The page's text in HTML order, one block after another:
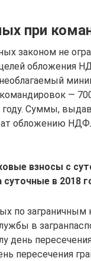
при
законом не
обложения
—
году. Суммы,
обложению
взносы с
в 2018
по
в
день
пересечения